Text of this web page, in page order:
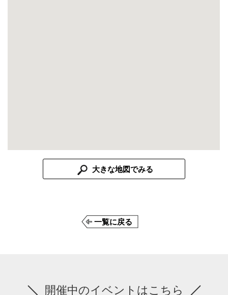
大きな地図でみる
一覧に戻る
開催中のイベントはこちら